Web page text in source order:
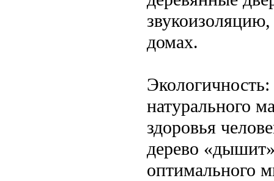
домах.
натурального
здоровья
дерево
оптимального